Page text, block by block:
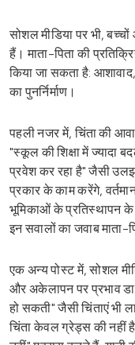
सोशल मीडिया पर भी,
हैं। माता-पिता की
किया जा सकता है:
का पुनर्निर्माण।
पहली नजर में, चिंता की
"स्कूल की शिक्षा में ज्यादा
प्रवेश कर रहा है" जैसी
प्रकार के काम करेंगे, वर्तमान
भूमिकाओं के प्रतिस्थापन
इन सवालों का जवाब माता-
एक अन्य पोस्ट में, सोशल
और अकेलापन पर प्रभाव
हो सकती" जैसी चिंताएं भी
चिंता केवल ग्रेड्स की नहीं